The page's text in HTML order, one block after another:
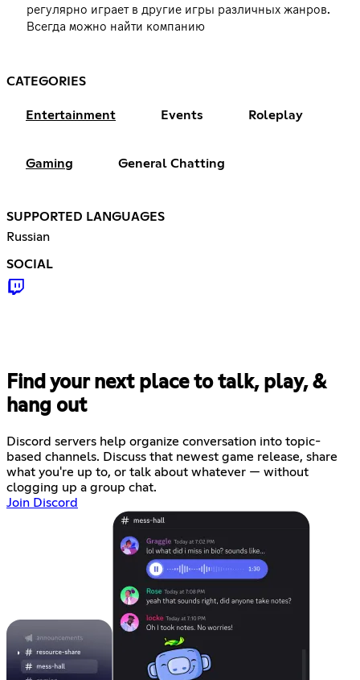
регулярно играет в другие игры различных жанров.
Всегда можно найти компанию
CATEGORIES
Entertainment Events Roleplay
Gaming General Chatting
SUPPORTED LANGUAGES
Russian
SOCIAL
Find your next place to talk, play, &
hang out
Discord servers help organize conversation into topic-
based channels. Discuss that newest game release, share
what you're up to, or talk about whatever — without
clogging up a group chat.
Join Discord